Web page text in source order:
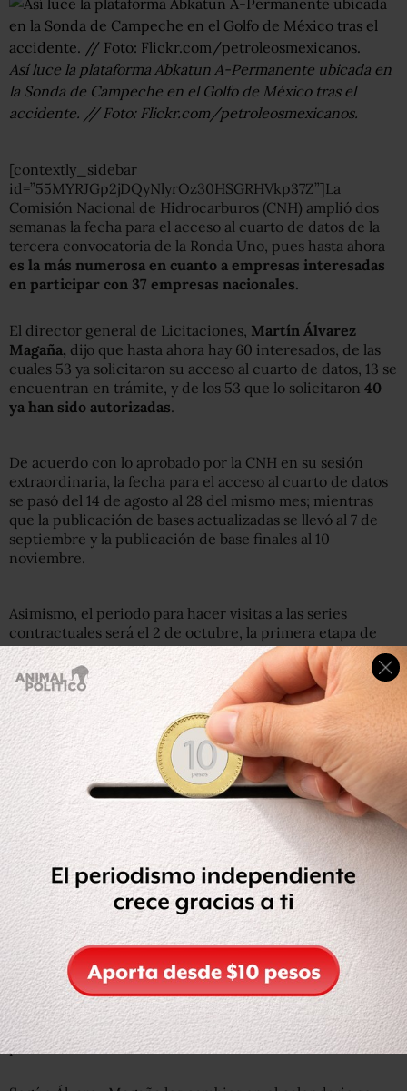
Así luce la plataforma Abkatun A-Permanente ubicada en
la Sonda de Campeche en el Golfo de México tras el
accidente. // Foto: Flickr.com/petroleosmexicanos.
[contextly_sidebar
id=”55MYRJGp2jDQyNlyrOz30HSGRHVkp37Z”]La
Comisión Nacional de Hidrocarburos (CNH) amplió dos
semanas la fecha para el acceso al cuarto de datos de la
tercera convocatoria de la Ronda Uno, pues hasta ahora
es la más numerosa en cuanto a empresas interesadas
en participar con 37 empresas nacionales.
El director general de Licitaciones, Martín Álvarez
Magaña, dijo que hasta ahora hay 60 interesados, de las
cuales 53 ya solicitaron su acceso al cuarto de datos, 13 se
encuentran en trámite, y de los 53 que lo solicitaron 40
ya han sido autorizadas.
De acuerdo con lo aprobado por la CNH en su sesión
extraordinaria, la fecha para el acceso al cuarto de datos
se pasó del 14 de agosto al 28 del mismo mes; mientras
que la publicación de bases actualizadas se llevó al 7 de
septiembre y la publicación de base finales al 10
noviembre.
Asimismo, el periodo para hacer visitas a las series
contractuales será el 2 de octubre, la primera etapa de
aclaraciones cerrará el 24 de agosto, la segunda etapa
cerrará el 7 de septiembre y la tercera etapa de
aclaraciones será el 5 de noviembre.
El periodo para pagar inscripción a la licitación será el 4
de septiembre y la publicación de la lista de
precalificados el 18 de noviembre.